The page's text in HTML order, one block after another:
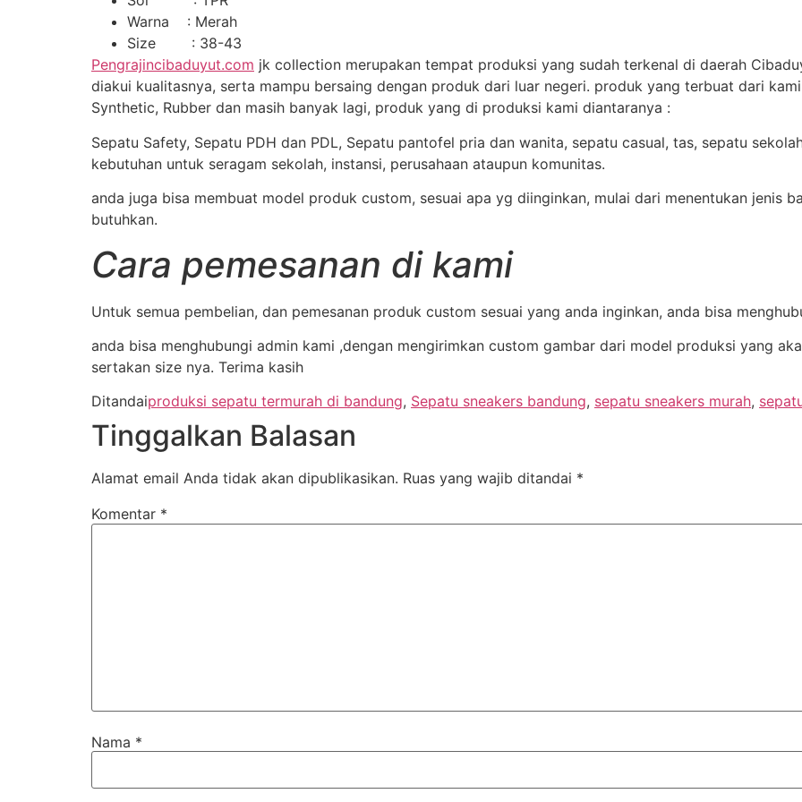
Warna : Merah
Size : 38-43
Pengrajincibaduyut.com jk collection merupakan tempat produksi yang sudah terkenal di daerah
diakui kualitasnya, serta mampu bersaing dengan produk dari luar negeri. produk yang terbuat dari
Synthetic, Rubber dan masih banyak lagi, produk yang di produksi kami diantaranya :
Sepatu Safety, Sepatu PDH dan PDL, Sepatu pantofel pria dan wanita, sepatu casual, tas, sepatu
kebutuhan untuk seragam sekolah, instansi, perusahaan ataupun komunitas.
anda juga bisa membuat model produk custom, sesuai apa yg diinginkan, mulai dari menentukan jenis
butuhkan.
Cara pemesanan di kami
Untuk semua pembelian, dan pemesanan produk custom sesuai yang anda inginkan, anda bisa
anda bisa menghubungi admin kami ,dengan mengirimkan custom gambar dari model produksi yang
sertakan size nya. Terima kasih
Ditandaiproduksi sepatu termurah di bandung, Sepatu sneakers bandung, sepatu sneakers murah,
Tinggalkan Balasan
Alamat email Anda tidak akan dipublikasikan. Ruas yang wajib ditandai *
Komentar *
Nama *